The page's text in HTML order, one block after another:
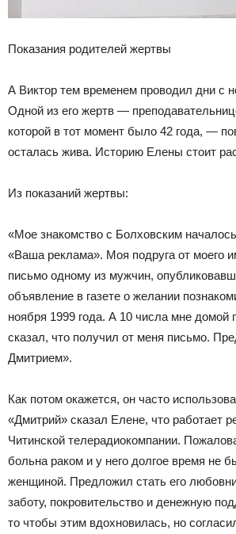
Показания родителей жертвы
А Виктор тем временем проводил дни с
Одной из его жертв —
которой в тот момент было 42 года, —
осталась жива. Историю Елены стоит
Из показаний жертвы:
«Мое знакомство с Болховским началось
«Ваша реклама». Моя подруга от моего
письмо одному из мужчин,
объявление в газете о желании
ноября 1999 года. А 10 числа мне домой
сказал, что получил от меня письмо.
Дмитрием».
Как потом окажется, он часто
«Дмитрий» сказал Елене, что работает
Читинской телерадиокомпании.
больна раком и у него долгое время не
женщиной. Предложил стать его
заботу, покровительство и денежную
то чтобы этим вдохновилась, но